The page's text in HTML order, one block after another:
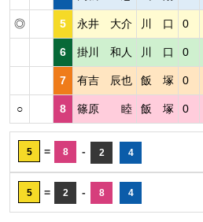
◎ 5 永井 大介 川 口 0
6 掛川 和人 川 口 0
7 有吉 辰也 飯 塚 0
○ 8 篠原 睦 飯 塚 0
5 = 8 - 2 4
5 = 2 - 8 4